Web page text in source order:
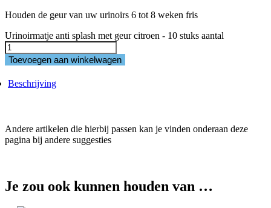
Houden de geur van uw urinoirs 6 tot 8 weken fris
Urinoirmatje anti splash met geur citroen - 10 stuks aantal
Toevoegen aan winkelwagen
Beschrijving
Andere artikelen die hierbij passen kan je vinden onderaan deze
pagina bij andere suggesties
Je zou ook kunnen houden van …